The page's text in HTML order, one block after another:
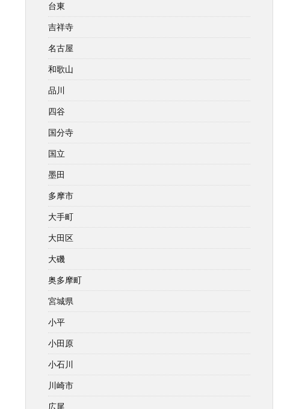
台東
吉祥寺
名古屋
和歌山
品川
四谷
国分寺
国立
墨田
多摩市
大手町
大田区
大磯
奥多摩町
宮城県
小平
小田原
小石川
川崎市
広尾